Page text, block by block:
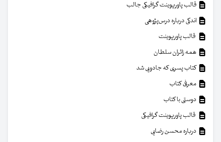
قالب پاورپوینت گرافیکی جالب
اندکی درباره درس‌پژوهی
قالب پاورپوینت
همه زائران سلطان
کتاب پسری که جادویی شد
معرفی کتاب
دوستی با کتاب
قالب پاورپوینت گرافیکی
درباره محسن رضایی